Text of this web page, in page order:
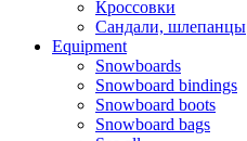
Кроссовки
Сандали, шлепанцы
Equipment
Snowboards
Snowboard bindings
Snowboard boots
Snowboard bags